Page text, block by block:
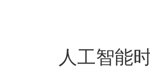
人工智能时